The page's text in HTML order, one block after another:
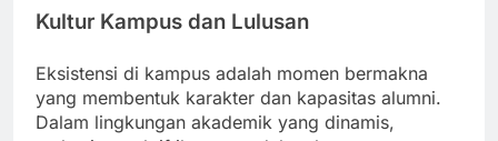
Kultur Kampus dan Lulusan
Eksistensi di kampus adalah momen bermakna
yang membentuk karakter dan kapasitas alumni.
Dalam lingkungan akademik yang dinamis,